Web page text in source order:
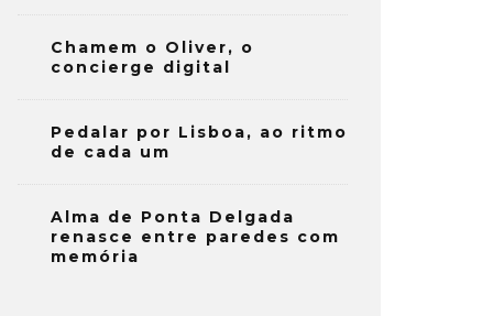
Chamem o Oliver, o
concierge digital
Pedalar por Lisboa, ao ritmo
de cada um
Alma de Ponta Delgada
renasce entre paredes com
memória